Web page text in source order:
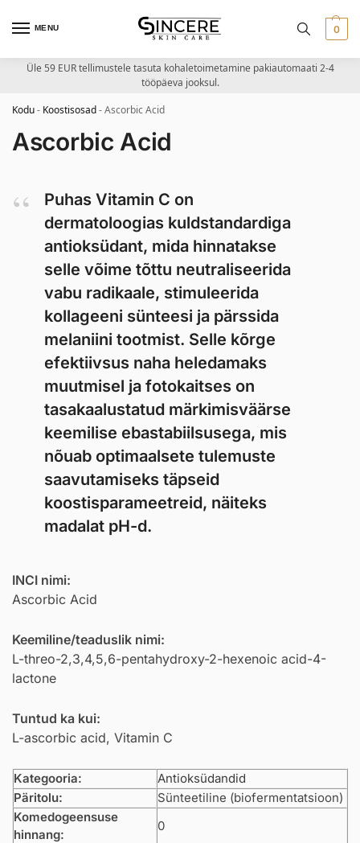
MENU 0
Üle 59 EUR tellimustele tasuta kohaletoimetamine pakiautomaati 2-4
tööpäeva jooksul.
Kodu- Koostisosad-Ascorbic Acid
Ascorbic Acid
Puhas Vitamin C on
dermatoloogias kuldstandardiga
antioksüdant, mida hinnatakse
selle võime tõttu neutraliseerida
vabu radikaale, stimuleerida
kollageeni sünteesi ja pärssida
melaniini tootmist. Selle kõrge
efektiivsus naha heledamaks
muutmisel ja fotokaitses on
tasakaalustatud märkimisväärse
keemilise ebastabiilsusega, mis
nõuab optimaalsete tulemuste
saavutamiseks täpseid
koostisparameetreid, näiteks
madalat pH-d.
INCI nimi:
Ascorbic Acid
Keemiline/teaduslik nimi:
L-threo-2,3,4,5,6-pentahydroxy-2-hexenoic acid-4-
lactone
Tuntud ka kui:
L-ascorbic acid, Vitamin C
Kategooria:
Antioksüdandid
Päritolu:
Sünteetiline (biofermentatsioon)
Komedogeensuse
hinnang:
0